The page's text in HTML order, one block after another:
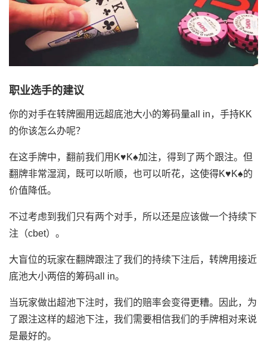
职业选手的建议
你的对手在转牌圈用远超底池大小的筹码量all in，手持KK
的你该怎么办呢？
在这手牌中，翻前我们用K♥K♠加注，得到了两个跟注。但
翻牌非常湿润，既可以听顺，也可以听花，这使得K♥K♠的
价值降低。
不过考虑到我们只有两个对手，所以还是应该做一个持续下
注（cbet）。
大盲位的玩家在翻牌跟注了我们的持续下注后，转牌用接近
底池大小两倍的筹码all in。
当玩家做出超池下注时，我们的赔率会变得更糟。因此，为
了跟注这样的超池下注，我们需要相信我们的手牌相对来说
是最好的。